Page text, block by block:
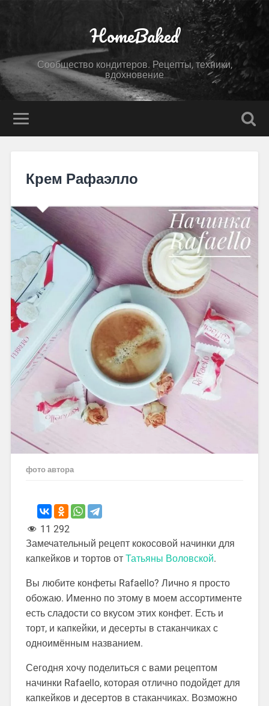
HomeBaked
Сообщество кондитеров. Рецепты, техники,
вдохновение
Крем Рафаэлло
фото автора
11 292
Замечательный рецепт кокосовой начинки для
капкейков и тортов от Татьяны Воловской.
Вы любите конфеты Rafaello? Лично я просто
обожаю. Именно по этому в моем ассортименте
есть сладости со вкусом этих конфет. Есть и
торт, и капкейки, и десерты в стаканчиках с
одноимённым названием.
Сегодня хочу поделиться с вами рецептом
начинки Rafaello, которая отлично подойдет для
капкейков и десертов в стаканчиках. Возможно